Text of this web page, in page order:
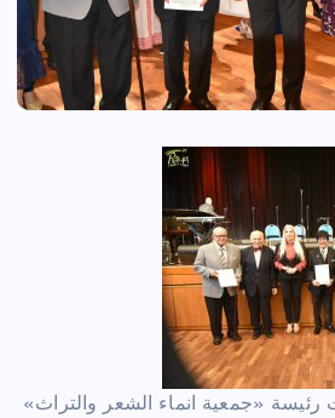
«جمعية انماء الشعر والتراث»